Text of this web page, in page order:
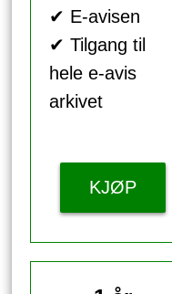
✔ E-avisen
✔ Tilgang til
hele e-avis
arkivet
KJØP